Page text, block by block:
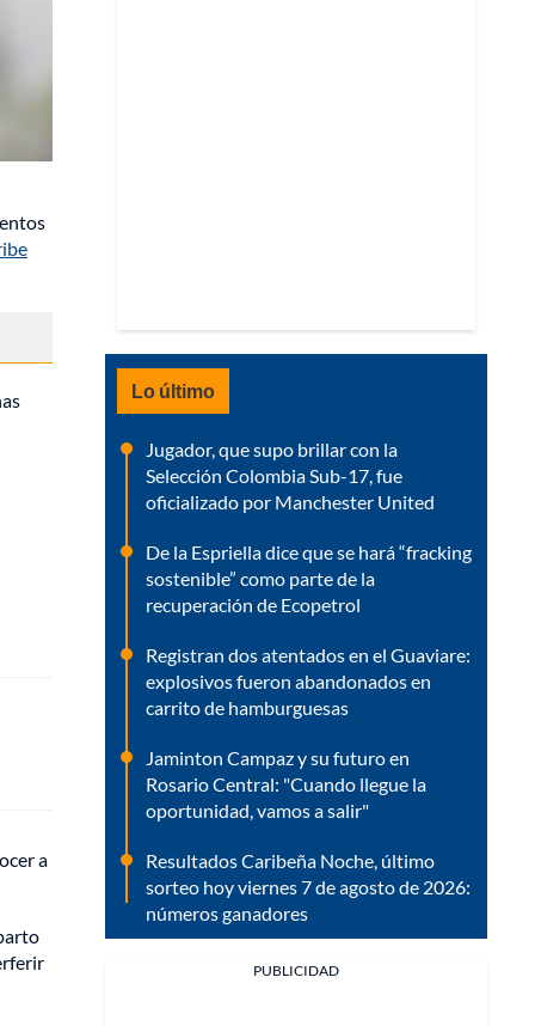
a
Lo último
Jugador, que supo brillar con la
Selección Colombia Sub-17, fue
oficializado por Manchester United
De la Espriella dice que se hará “fracking
sostenible” como parte de la
recuperación de Ecopetrol
Registran dos atentados en el Guaviare:
explosivos fueron abandonados en
carrito de hamburguesas
Jaminton Campaz y su futuro en
Rosario Central: "Cuando llegue la
oportunidad, vamos a salir"
Resultados Caribeña Noche, último
sorteo hoy viernes 7 de agosto de 2026:
números ganadores
PUBLICIDAD